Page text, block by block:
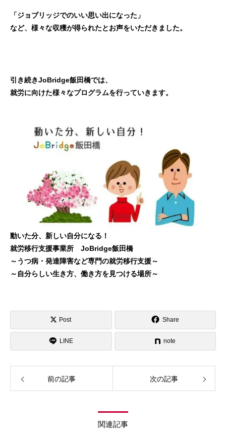
「ジョブリッジでのいい思い出になった」
など、様々な収穫が得られたとお声をいただきました。
引き続きJoBridge飯田橋では、
就労に向けた様々なプログラムを行っていきます。
動いた分、新しい自分になる！
就労移行支援事業所 JoBridge飯田橋
～うつ病・発達障害など専門の就労移行支援～
～自分らしい生き方、働き方を見つける場所～
Post Share
LINE note
前の記事 次の記事
関連記事